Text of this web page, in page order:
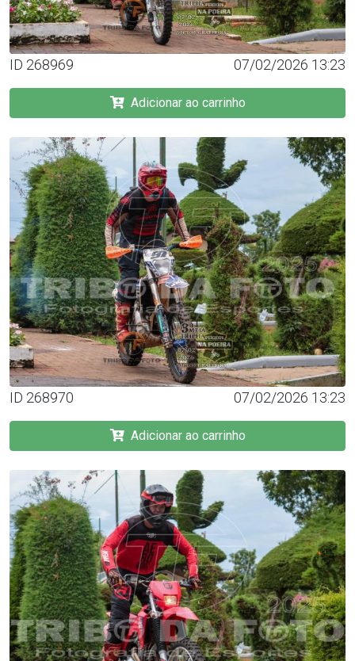
ID 268969 07/02/2026 13:23
Adicionar ao carrinho
ID 268970 07/02/2026 13:23
Adicionar ao carrinho